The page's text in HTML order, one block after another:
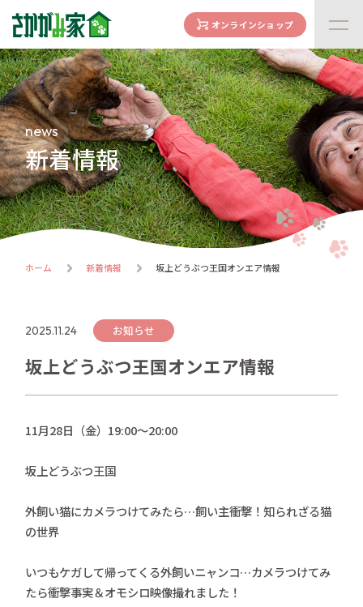
concept
さかがみ家の想い
family
家族になる前に
dogs
わんわん一覧
cats
にゃんにゃん一覧
譲渡までの流れ
ハウス紹介
online store
さかがみ家おすすめグッズ
新着情報
プライバシーポリシー 特定商取引法
オンラインショップ
news
新着情報
ホーム 新着情報 坂上どうぶつ王国オンエア情報
2025.11.24 お知らせ
坂上どうぶつ王国オンエア情報
11月28日（金）19:00〜20:00
坂上どうぶつ王国
外飼い猫にカメラつけてみたら…飼い主衝撃！知られざる猫
の世界
いつもケガして帰ってくる外飼いニャンコ…カメラつけてみ
たら衝撃事実＆オモシロ映像撮れました！